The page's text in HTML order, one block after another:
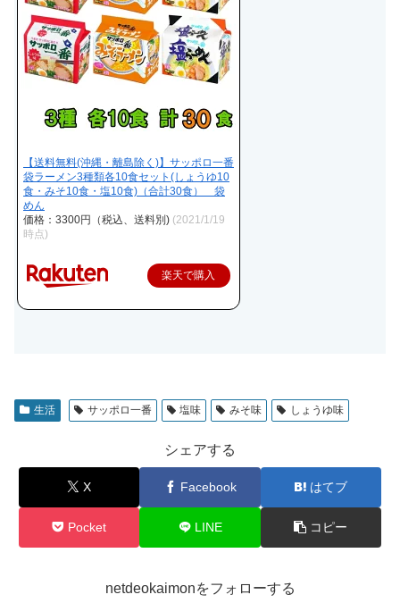
【送料無料(沖縄・離島除く)】サッポロ一番
袋ラーメン3種類各10食セット(しょうゆ10
食・みそ10食・塩10食)（合計30食） 袋
めん
価格：3300円（税込、送料別) (2021/1/19
時点)
楽天で購入
生活 サッポロ一番 塩味 みそ味 しょうゆ味
シェアする
X Facebook はてブ
Pocket LINE コピー
netdeokaimonをフォローする